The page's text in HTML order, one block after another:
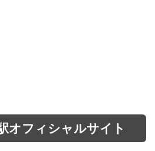
オフィシャルサイト